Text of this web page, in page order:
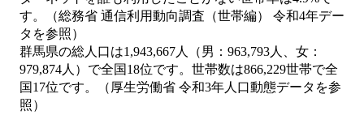
す。（総務省 通信利用動向調査（世帯編） 令和4年デー
タを参照）
群馬県の総人口は1,943,667人（男：963,793人、女：
979,874人）で全国18位です。世帯数は866,229世帯で全
国17位です。（厚生労働省 令和3年人口動態データを参
照）